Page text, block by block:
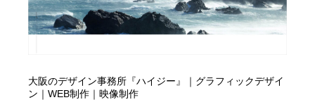
大阪のデザイン事務所『ハイジー』｜グラフィックデザイ
ン｜WEB制作｜映像制作